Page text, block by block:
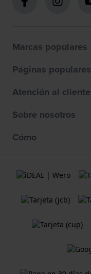
Marcas populares
Páginas populares
Atención al cliente
Sobre nosotros
Cómo